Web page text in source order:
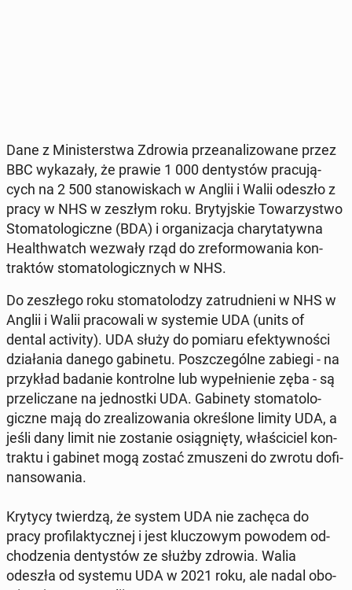
Dane z Mi­ni­ster­stwa Zdrowia prze­ana­li­zo­wa­ne przez
BBC wy­ka­za­ły, że prawie 1 000 den­ty­stów pra­cu­ją­
cych na 2 500 sta­no­wi­skach w Anglii i Walii odeszło z
pracy w NHS w zeszłym roku. Bry­tyj­skie To­wa­rzy­stwo
Sto­ma­to­lo­gicz­ne (BDA) i or­ga­ni­za­cja cha­ry­ta­tyw­na
He­al­th­watch wezwały rząd do zre­for­mo­wa­nia kon­
trak­tów sto­ma­to­lo­gicz­nych w NHS.
Do ze­szłe­go roku sto­ma­to­lo­dzy za­trud­nie­ni w NHS w
Anglii i Walii pra­co­wa­li w sys­te­mie UDA (units of
dental ac­ti­vi­ty). UDA służy do pomiaru efek­tyw­no­ści
dzia­ła­nia danego ga­bi­ne­tu. Po­szcze­gól­ne zabiegi - na
przy­kład badanie kon­tro­l­ne lub wy­peł­nie­nie zęba - są
prze­li­cza­ne na jed­nost­ki UDA. Ga­bi­ne­ty sto­ma­to­lo­
gicz­ne mają do zre­ali­zo­wa­nia okre­ślo­ne limity UDA, a
jeśli dany limit nie zo­sta­nie osią­gnię­ty, wła­ści­ciel kon­
trak­tu i gabinet mogą zostać zmu­sze­ni do zwrotu do­fi­
nan­so­wa­nia.
Krytycy twier­dzą, że system UDA nie zachęca do
pracy pro­fi­lak­tycz­nej i jest klu­czo­wym powodem od­
cho­dze­nia den­ty­stów ze służby zdrowia. Walia
odeszła od systemu UDA w 2021 roku, ale nadal obo­